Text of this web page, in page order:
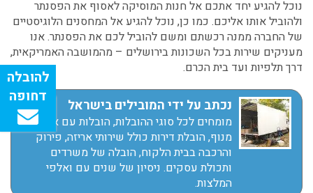
נוכל להגיע יחד אתכם אל חנות המוסיקה לאסוף את הפסנתר
ולהוביל אותו אליכם. כמו כן, נוכל להגיע אל המחסנים הלוגיסטיים
של החברה ממנה רכשתם ומשם להוביל לכם את הפסנתר. אנו
מעניקים שירות בכל השכונות בירושלים – מהמושבה האמריקאית,
דרך תלפיות ועד בית הכרם.
נכתב על ידי המובילים בישראל
מומחים לכל סוגי ההובלות, הובלות עם או בלי
מנוף, הובלת דירות כולל שירותי אריזה, פירוק
והרכבה בבית הלקוח, הובלה של משרדים
ותכולת עסקים. ניסיון של שנים עם ואלפי
המלצות.